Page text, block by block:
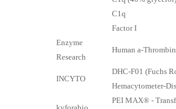
C1q
Factor I
Enzyme
Research
Human a-
INCYTO
DHC-F01 (Fuchs
Hemacytometer-
PEI MAX® -